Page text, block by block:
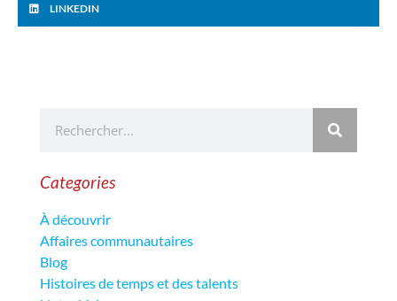
LINKEDIN
Categories
À découvrir
Affaires communautaires
Blog
Histoires de temps et des talents